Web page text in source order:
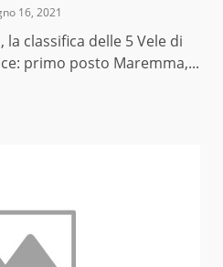
16, 2021
la classifica delle 5 Vele di
primo posto Maremma,...